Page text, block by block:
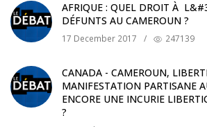
AFRIQUE : QUEL DROIT À
DÉFUNTS AU CAMEROUN ?
17 December 2017 / 247139
CANADA - CAMEROUN,
MANIFESTATION PARTISANE
ENCORE UNE INCURIE
?